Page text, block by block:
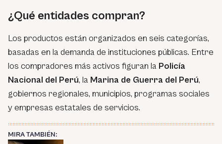
¿Qué entidades compran?
Los productos están organizados en seis categorías,
basadas en la demanda de instituciones públicas. Entre
los compradores más activos figuran la Policía
Nacional del Perú, la Marina de Guerra del Perú,
gobiernos regionales, municipios, programas sociales
y empresas estatales de servicios.
MIRA TAMBIÉN: